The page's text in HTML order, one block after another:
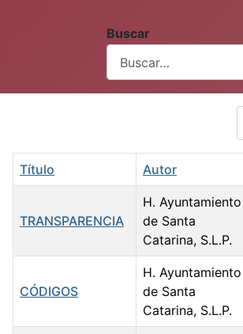
Buscar
Título Autor
TRANSPARENCIA
H. Ayuntamiento
de Santa
Catarina, S.L.P.
CÓDIGOS
H. Ayuntamiento
de Santa
Catarina, S.L.P.